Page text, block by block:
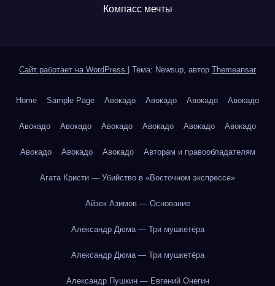
Компасс мечты
Сайт работает на WordPress Тема: Newsup, автор Themeansar
Home Sample Page Авокадо Авокадо Авокадо Авокадо
Авокадо Авокадо Авокадо Авокадо Авокадо Авокадо
Авокадо Авокадо Авокадо Авторам и правообладателям
Агата Кристи — Убийство в «Восточном экспрессе»
Айзек Азимов — Основание
Александр Дюма — Три мушкетёра
Александр Дюма — Три мушкетёра
Александр Пушкин — Евгений Онегин